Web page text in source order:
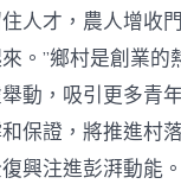
人才，農人增收
。”鄉村是創業的
動，吸引更多青
保證，將推進村
興注進彭湃動能。